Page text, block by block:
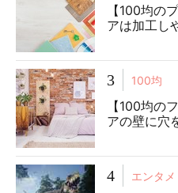
【100均の
アは加工し
3 100均
【100均の
アの壁に穴
4 エンタメ